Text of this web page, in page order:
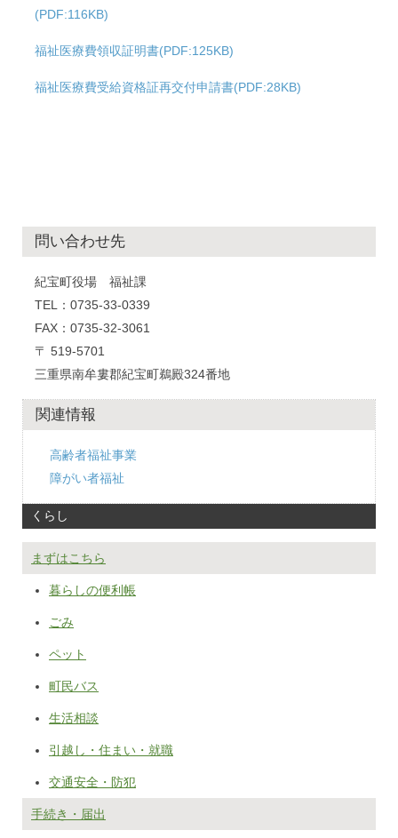
(PDF:116KB)
福祉医療費領収証明書(PDF:125KB)
福祉医療費受給資格証再交付申請書(PDF:28KB)
問い合わせ先
紀宝町役場 福祉課
TEL：0735-33-0339
FAX：0735-32-3061
〒 519-5701
三重県南牟婁郡紀宝町鵜殿324番地
関連情報
高齢者福祉事業
障がい者福祉
くらし
まずはこちら
暮らしの便利帳
ごみ
ペット
町民バス
生活相談
引越し・住まい・就職
交通安全・防犯
手続き・届出